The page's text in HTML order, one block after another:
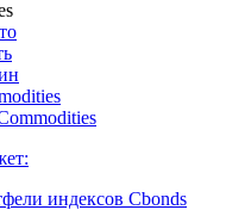
индексов Cbonds